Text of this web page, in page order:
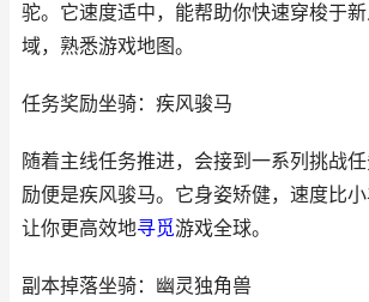
驼。它速度适中，能帮助你快速穿梭于
域，熟悉游戏地图。
任务奖励坐骑：疾风骏马
随着主线任务推进，会接到一系列挑战
励便是疾风骏马。它身姿矫健，速度比
让你更高效地寻觅游戏全球。
副本掉落坐骑：幽灵独角兽